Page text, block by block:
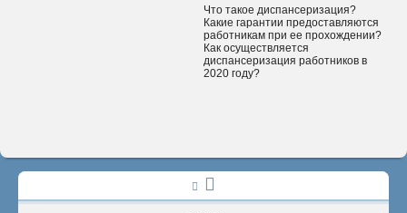
Что такое диспансеризация?
Какие гарантии предоставляются
работникам при ее прохождении?
Как осуществляется
диспансеризация работников в
2020 году?